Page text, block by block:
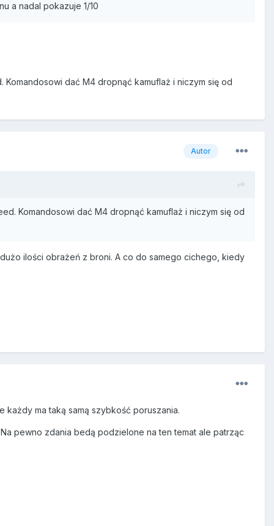
a nadal pokazuje 1/10
Komandosowi dać M4 dropnąć kamuflaż i niczym się od
Autor
Komandosowi dać M4 dropnąć kamuflaż i niczym się od
ilości obrażeń z broni. A co do samego cichego, kiedy
każdy ma taką samą szybkość poruszania.
pewno zdania bedą podzielone na ten temat ale patrząc